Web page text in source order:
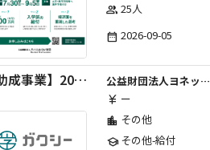
group 25人
date_range 2026-09-05
【助成事業】2027年度中学校部活動の地域展開推進に関する助成金
公益財団法人ヨネックススポーツ振興財団
currency_yen ー
location_city その他
schoolその他-給付